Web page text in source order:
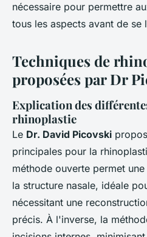
nécessaire pour permettre
tous les aspects avant de se
Techniques de
proposées par Dr
Explication des
rhinoplastie
Le Dr. David Picovski
principales pour la
méthode ouverte permet
la structure nasale, idéale
nécessitant une
précis. À l'inverse, la